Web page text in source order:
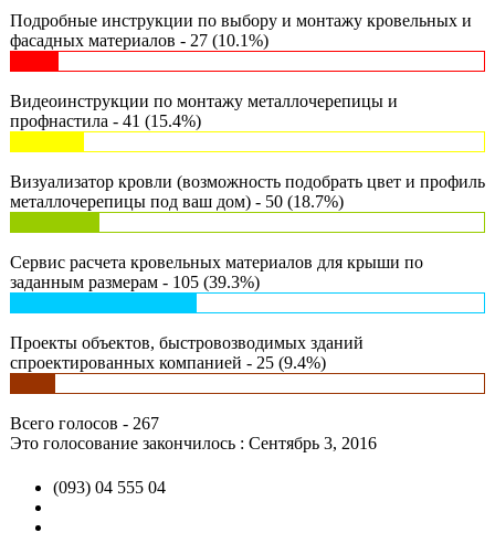
Подробные инструкции по выбору и монтажу кровельных и
фасадных материалов - 27 (10.1%)
Видеоинструкции по монтажу металлочерепицы и
профнастила - 41 (15.4%)
Визуализатор кровли (возможность подобрать цвет и профиль
металлочерепицы под ваш дом) - 50 (18.7%)
Сервис расчета кровельных материалов для крыши по
заданным размерам - 105 (39.3%)
Проекты объектов, быстровозводимых зданий
спроектированных компанией - 25 (9.4%)
Всего голосов - 267
Это голосование закончилось : Сентябрь 3, 2016
(093) 04 555 04